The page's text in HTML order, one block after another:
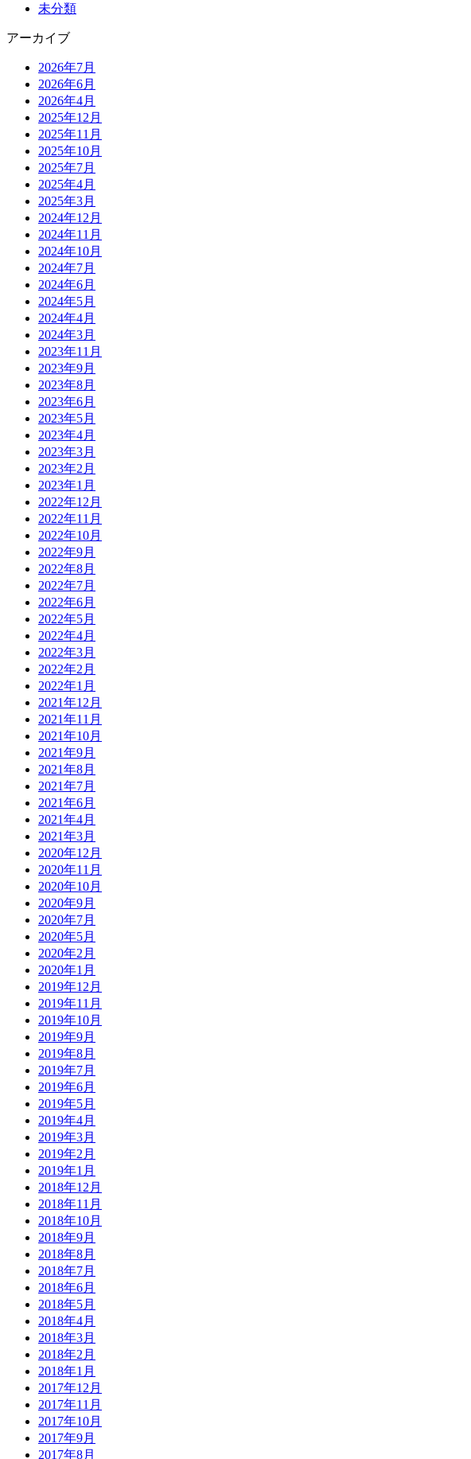
未分類
アーカイブ
2026年7月
2026年6月
2026年4月
2025年12月
2025年11月
2025年10月
2025年7月
2025年4月
2025年3月
2024年12月
2024年11月
2024年10月
2024年7月
2024年6月
2024年5月
2024年4月
2024年3月
2023年11月
2023年9月
2023年8月
2023年6月
2023年5月
2023年4月
2023年3月
2023年2月
2023年1月
2022年12月
2022年11月
2022年10月
2022年9月
2022年8月
2022年7月
2022年6月
2022年5月
2022年4月
2022年3月
2022年2月
2022年1月
2021年12月
2021年11月
2021年10月
2021年9月
2021年8月
2021年7月
2021年6月
2021年4月
2021年3月
2020年12月
2020年11月
2020年10月
2020年9月
2020年7月
2020年5月
2020年2月
2020年1月
2019年12月
2019年11月
2019年10月
2019年9月
2019年8月
2019年7月
2019年6月
2019年5月
2019年4月
2019年3月
2019年2月
2019年1月
2018年12月
2018年11月
2018年10月
2018年9月
2018年8月
2018年7月
2018年6月
2018年5月
2018年4月
2018年3月
2018年2月
2018年1月
2017年12月
2017年11月
2017年10月
2017年9月
2017年8月